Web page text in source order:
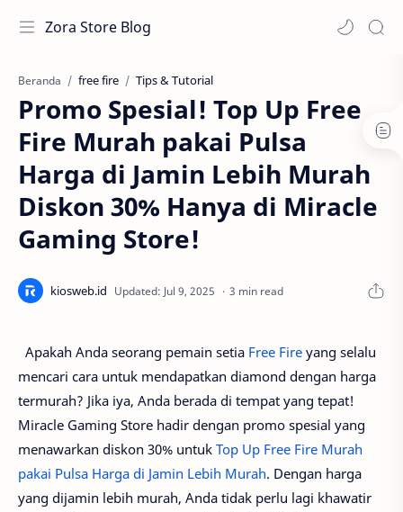
Zora Store Blog
Beranda free fire Tips & Tutorial
Promo Spesial! Top Up Free
Fire Murah pakai Pulsa
Harga di Jamin Lebih Murah
Diskon 30% Hanya di Miracle
Gaming Store!
3 min read
Apakah Anda seorang pemain setia Free Fire yang selalu
mencari cara untuk mendapatkan diamond dengan harga
termurah? Jika iya, Anda berada di tempat yang tepat!
Miracle Gaming Store hadir dengan promo spesial yang
menawarkan diskon 30% untuk Top Up Free Fire Murah
pakai Pulsa Harga di Jamin Lebih Murah. Dengan harga
yang dijamin lebih murah, Anda tidak perlu lagi khawatir